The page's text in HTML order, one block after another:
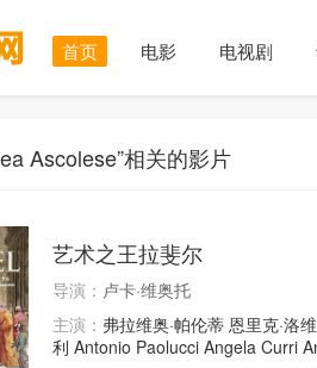
首页 电影 电视剧
Ascolese”相关的影片
艺术之王拉斐尔
导演： 卢卡·维奥托
主演： 弗拉维奥·帕伦蒂 恩里克·洛
利 Antonio Paolucci Angela Curri